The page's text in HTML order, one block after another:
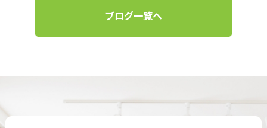
ブログ一覧へ